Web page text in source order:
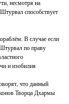
несмотря на
способствует
В случае если
по праву
и изобилия
что данный
Творца Дхармы